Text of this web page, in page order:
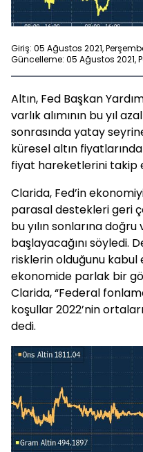
Giriş: 05 Ağustos 2021,
Güncelleme: 05 Ağustos 2021,
Altın, Fed Başkan
varlık alımının bu yıl
sonrasında yatay
küresel altın
fiyat hareketlerini takip
Clarida, Fed’in
parasal destekleri geri
bu yılın sonlarına
başlayacağını söyledi.
risklerin olduğunu
ekonomide parlak bir
Clarida, “Federal
koşullar 2022’nin
dedi.